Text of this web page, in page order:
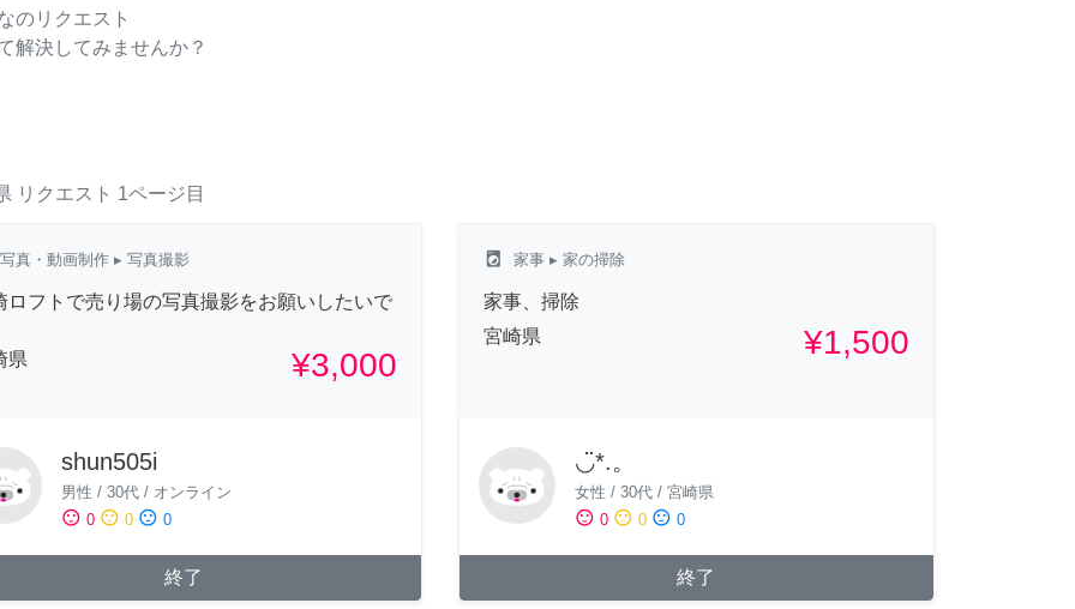
のリクエスト
解決してみませんか？
リクエスト 1ページ目
写真・動画制作 ▸ 写真撮影
ロフトで売り場の写真撮影をお願いしたいで
県 ¥3,000
shun505i
男性 / 30代 / オンライン
sentiment_satisfied 0 sentiment_neutral 0 sentiment_dissatisfied 0
終了
local_laundry_service 家事▸ 家の掃除
家事、掃除
宮崎県
¥1,500
◡̈*.。
女性 / 30代/ 宮崎県
sentiment_satisfied 0 sentiment_neutral 0 sentiment_dissatisfied 0
終了